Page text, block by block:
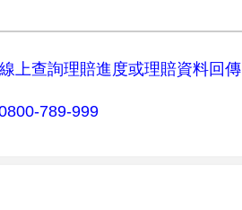
上查詢理賠進度或理賠資料回傳
789-999